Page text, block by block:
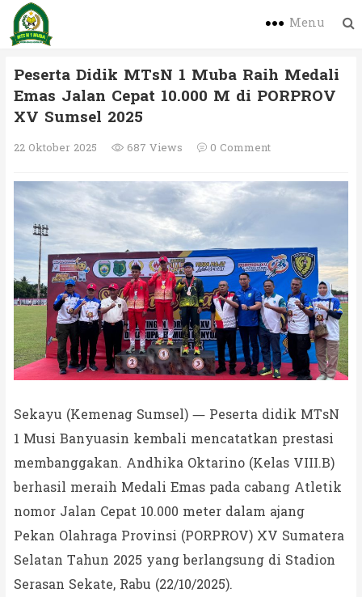
Menu
Peserta Didik MTsN 1 Muba Raih Medali
Emas Jalan Cepat 10.000 M di PORPROV
XV Sumsel 2025
22 Oktober 2025 687 Views 0 Comment
Sekayu (Kemenag Sumsel) — Peserta didik MTsN
1 Musi Banyuasin kembali mencatatkan prestasi
membanggakan. Andhika Oktarino (Kelas VIII.B)
berhasil meraih Medali Emas pada cabang Atletik
nomor Jalan Cepat 10.000 meter dalam ajang
Pekan Olahraga Provinsi (PORPROV) XV Sumatera
Selatan Tahun 2025 yang berlangsung di Stadion
Serasan Sekate, Rabu (22/10/2025).